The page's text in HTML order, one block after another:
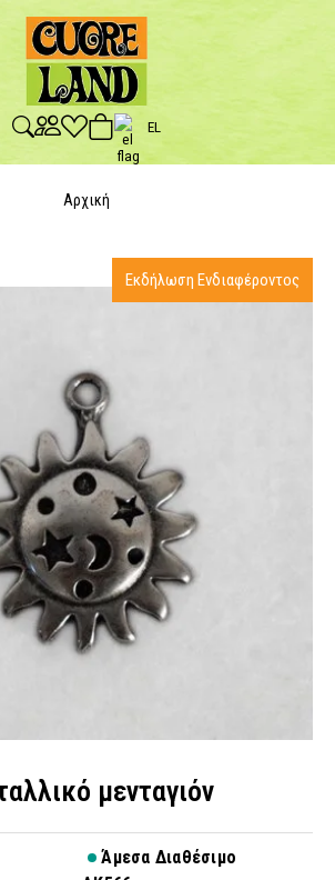
EL
Αρχική
μενταγιόν
Άμεσα Διαθέσιμο
Εκδήλωση Ενδιαφέροντος